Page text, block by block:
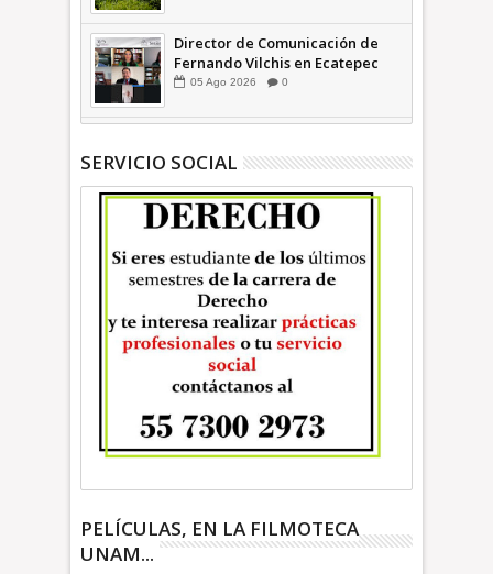
Director de Comunicación de
Fernando Vilchis en Ecatepec
financió publicaciones en redes
Cisneros: TEEM | INFORMATIVA
05 Ago 2026 0
SERVICIO SOCIAL
PELÍCULAS, EN LA FILMOTECA
UNAM...